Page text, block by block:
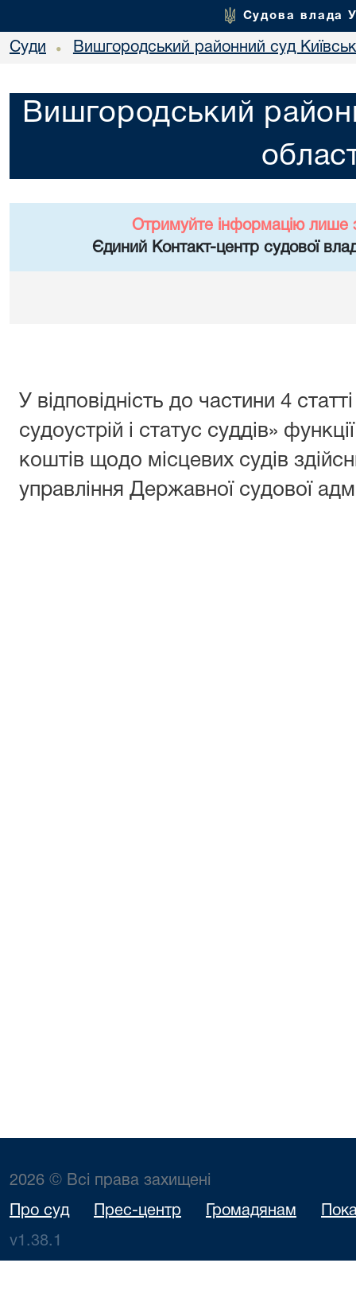
Судова влада
Суди • Вишгородський районний суд
Вишгородський
Отримуйте інформацію лише
Єдиний Контакт-центр судової
У відповідність до частини 4
судоустрій і статус суддів»
коштів щодо місцевих судів
управління Державної судової
2026 © Всі права захищені
Про суд Прес-центр Громадянам
v1.38.1